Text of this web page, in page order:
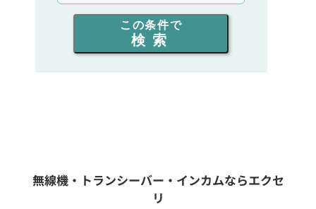
出力を選ぶ
同時通話人数を選ぶ
この条件で
検索
無線機・トランシーバー・インカムならエクセ
リ